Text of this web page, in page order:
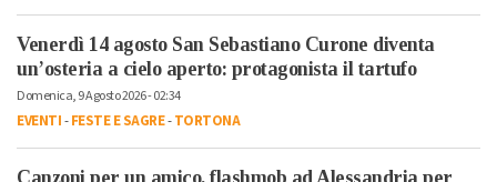
Venerdì 14 agosto San Sebastiano Curone diventa
un’osteria a cielo aperto: protagonista il tartufo
Domenica, 9 Agosto 2026 - 02:34
EVENTI-FESTE E SAGRE-TORTONA